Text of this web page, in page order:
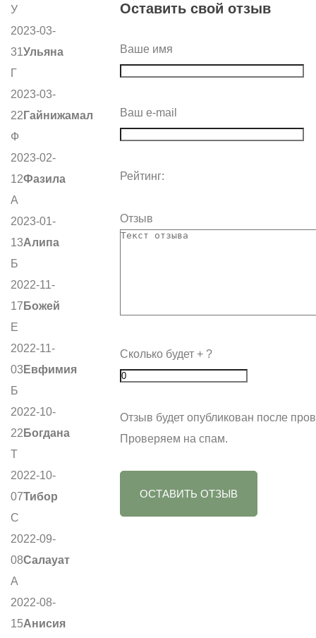
У
2023-03-
31Ульяна
Г
2023-03-
22 Гайнижамал
Ф
2023-02-
12Фазила
А
2023-01-
13Алипа
Б
2022-11-
17 Божей
Е
2022-11-
03 Евфимия
Б
2022-10-
22 Богдана
Т
2022-10-
07Тибор
С
2022-09-
08Салауат
А
2022-08-
15Анисия
Оставить свой отзыв
Ваше имя
Ваш e-mail
Рейтинг:
Отзыв
Сколько будет + ?
Отзыв будет опубликован после
Проверяем на спам.
ОСТАВИТЬ ОТЗЫВ